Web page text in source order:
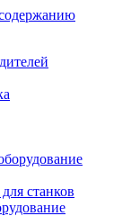
станков